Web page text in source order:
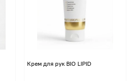
Крем для рук BIO LIPID